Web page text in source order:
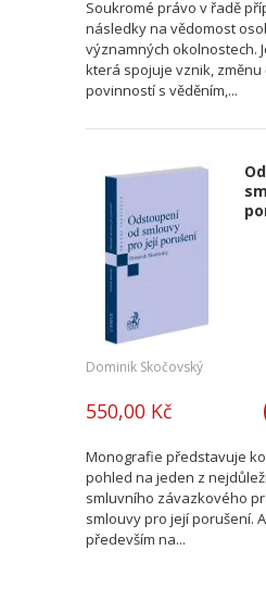
Soukromé právo v řadě
následky na vědomost
významných okolnostech.
která spojuje vznik, změnu
povinností s věděním,...
Dominik Skočovský
550,00 Kč
Monografie představuje
pohled na jeden z
smluvního závazkového
smlouvy pro její porušení.
především na...